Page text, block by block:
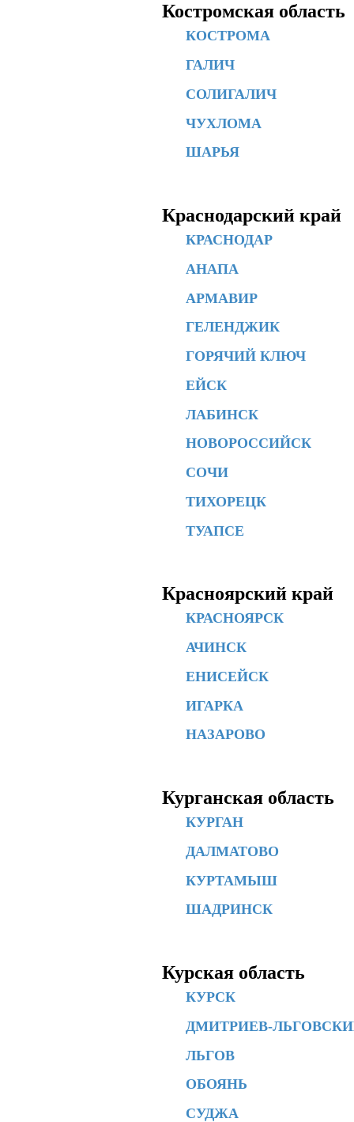
Костромская область
КОСТРОМА
ГАЛИЧ
СОЛИГАЛИЧ
ЧУХЛОМА
ШАРЬЯ
Краснодарский край
КРАСНОДАР
АНАПА
АРМАВИР
ГЕЛЕНДЖИК
ГОРЯЧИЙ КЛЮЧ
ЕЙСК
ЛАБИНСК
НОВОРОССИЙСК
СОЧИ
ТИХОРЕЦК
ТУАПСЕ
Красноярский край
КРАСНОЯРСК
АЧИНСК
ЕНИСЕЙСК
ИГАРКА
НАЗАРОВО
Курганская область
КУРГАН
ДАЛМАТОВО
КУРТАМЫШ
ШАДРИНСК
Курская область
КУРСК
ДМИТРИЕВ-
ЛЬГОВ
ОБОЯНЬ
СУДЖА